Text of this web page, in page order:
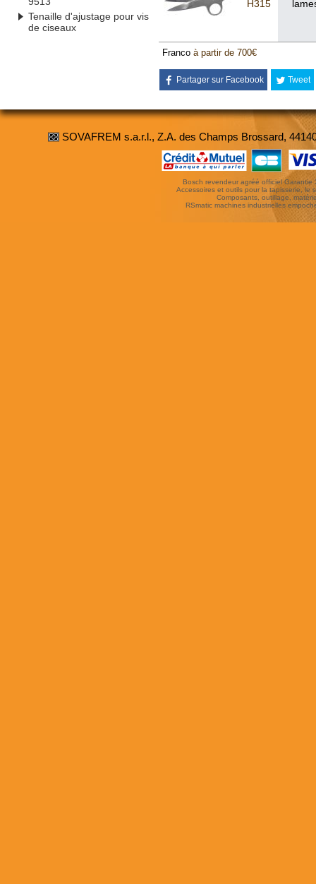
Tenaille d'ajustage pour vis
de ciseaux
H315
Franco à partir de 700€
Partager sur Facebook Tweet
SOVAFREM s.a.r.l., Z.A. des Champs Brossard,
Bosch revendeur agréé officiel Garantie
Accessoires et outils pour la tapisserie, le
Composants, outillage,
RSmatic machines industrielles